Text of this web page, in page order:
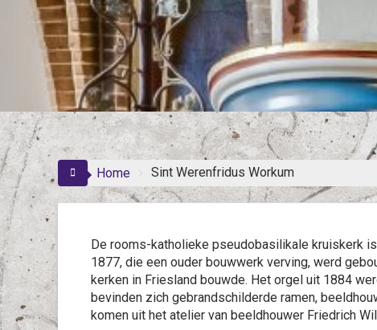
Home Sint Werenfridus Workum
De rooms-katholieke pseudobasilikale kruiskerk
1877, die een ouder bouwwerk verving, werd
kerken in Friesland bouwde. Het orgel uit 1884
bevinden zich gebrandschilderde ramen,
komen uit het atelier van beeldhouwer Friedrich